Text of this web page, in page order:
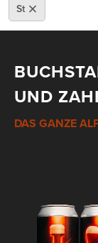
St
UND
DAS GANZE